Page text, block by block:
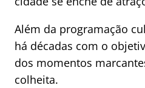
Além da programação
há décadas com o
dos momentos
colheita.